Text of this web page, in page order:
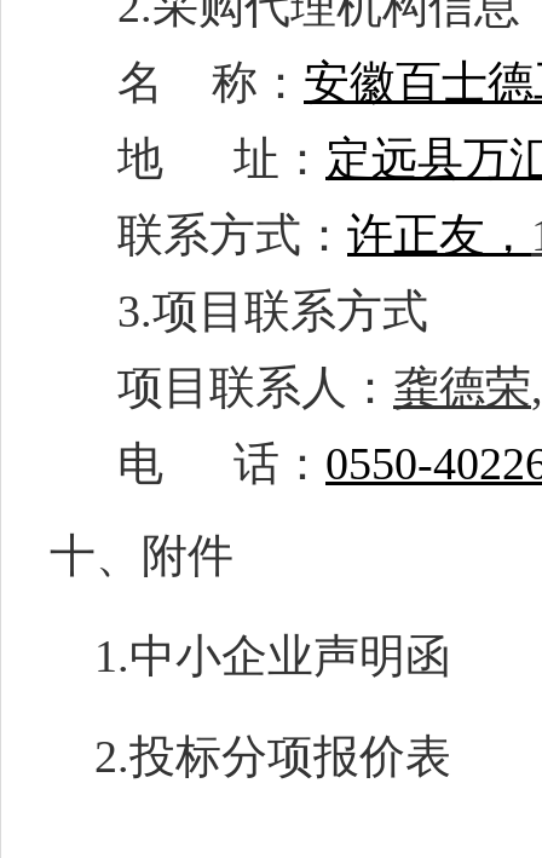
名
称： 安徽百士
地
址： 定远县万
联系方式： 许正友，
3.项目 联系方式
项目联系人： 龚德荣,
电
话： 0550-
十、附件
1.中小企业声明函
2.投标分项报价表